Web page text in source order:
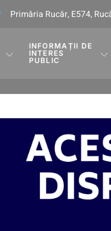
Primăria Rucăr, E574,
INFORMAȚII DE
INTERES
PUBLIC